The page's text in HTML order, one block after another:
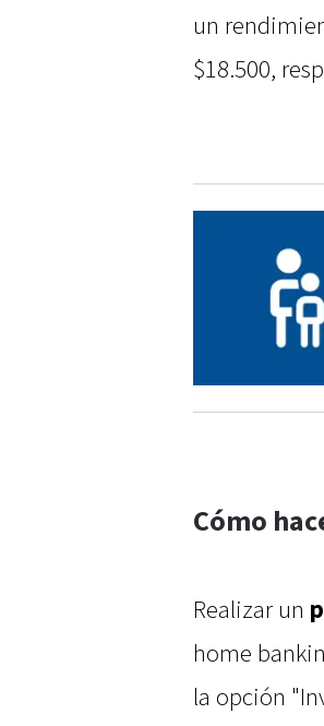
un
$18.500,
Cómo
Realizar un
home
la opción